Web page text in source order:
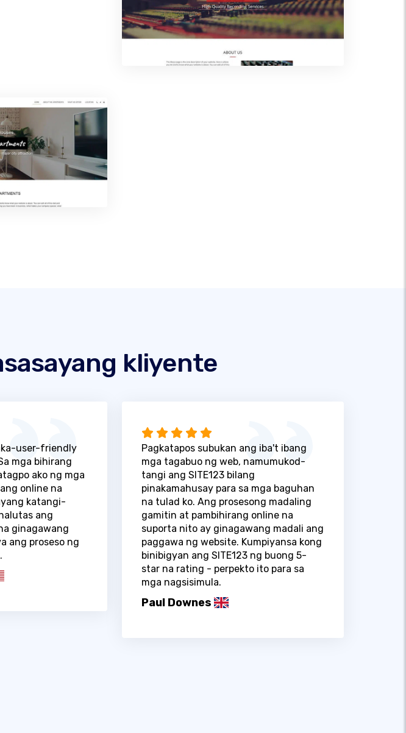
kliyente
user-friendly
mga bihirang
ako ng mga
online na
katangi-
ang
ginagawang
ang proseso ng
Pagkatapos subukan ang iba't ibang
mga tagabuo ng web, namumukod-
tangi ang SITE123 bilang
pinakamahusay para sa mga baguhan
na tulad ko. Ang prosesong madaling
gamitin at pambihirang online na
suporta nito ay ginagawang madali ang
paggawa ng website. Kumpiyansa kong
binibigyan ang SITE123 ng buong 5-
star na rating - perpekto ito para sa
mga nagsisimula.
Paul Downes